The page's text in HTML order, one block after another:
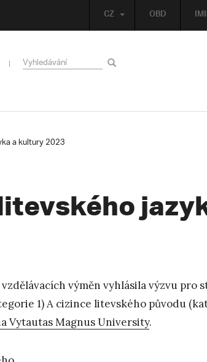
OBD
CZ
a kultury 2023
výměn vyhlásila výzvu pro
1) A cizince litevského původu
Vytautas Magnus University.